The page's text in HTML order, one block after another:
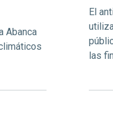
Abanca
El
las